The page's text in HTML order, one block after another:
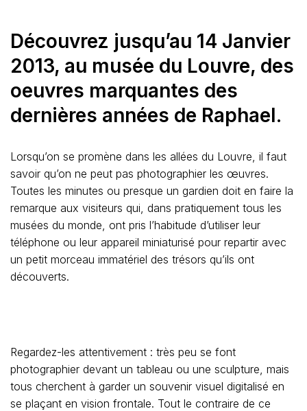
Découvrez jusqu’au 14 Janvier
2013, au musée du Louvre, des
oeuvres marquantes des
dernières années de Raphael.
Lorsqu’on se promène dans les allées du Louvre, il faut
savoir qu’on ne peut pas photographier les œuvres.
Toutes les minutes ou presque un gardien doit en faire la
remarque aux visiteurs qui, dans pratiquement tous les
musées du monde, ont pris l’habitude d’utiliser leur
téléphone ou leur appareil miniaturisé pour repartir avec
un petit morceau immatériel des trésors qu’ils ont
découverts.
Regardez-les attentivement : très peu se font
photographier devant un tableau ou une sculpture, mais
tous cherchent à garder un souvenir visuel digitalisé en
se plaçant en vision frontale. Tout le contraire de ce